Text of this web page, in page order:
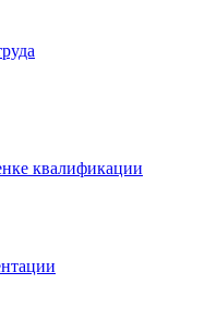
квалификации